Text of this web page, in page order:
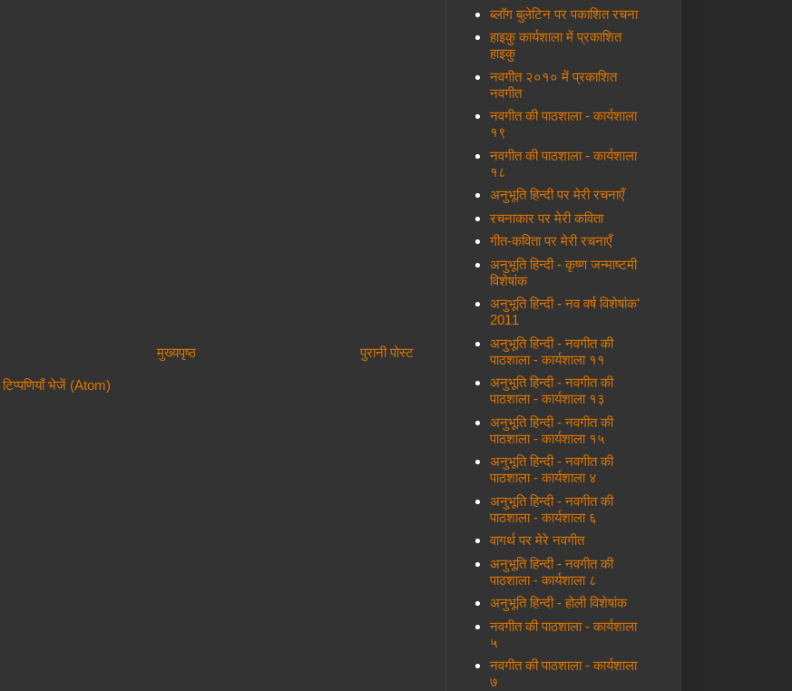
पुरानी पोस्ट
मुख्यपृष्ठ
टिप्पणियाँ भेजें (Atom)
ब्लॉग बुलेटिन पर पकाशित रचना
हाइकु कार्यशाला में प्रकाशित
हाइकु
नवगीत २०१० में प्रकाशित
नवगीत
नवगीत की पाठशाला - कार्यशाला
१९
नवगीत की पाठशाला - कार्यशाला
१८
अनुभूति हिन्दी पर मेरी रचनाएँ
रचनाकार पर मेरी कविता
गीत-कविता पर मेरी रचनाएँ
अनुभूति हिन्दी - कृष्ण जन्माष्टमी
विशेषांक
अनुभूति हिन्दी - नव वर्ष विशेषांक’
2011
अनुभूति हिन्दी - नवगीत की
पाठशाला - कार्यशाला ११
अनुभूति हिन्दी - नवगीत की
पाठशाला - कार्यशाला १३
अनुभूति हिन्दी - नवगीत की
पाठशाला - कार्यशाला १५
अनुभूति हिन्दी - नवगीत की
पाठशाला - कार्यशाला ४
अनुभूति हिन्दी - नवगीत की
पाठशाला - कार्यशाला ६
वागर्थ पर मेरे नवगीत
अनुभूति हिन्दी - नवगीत की
पाठशाला - कार्यशाला ८
अनुभूति हिन्दी - होली विशेषांक
नवगीत की पाठशाला - कार्यशाला
५
नवगीत की पाठशाला - कार्यशाला
७